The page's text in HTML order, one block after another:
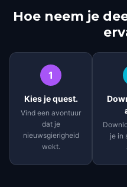
Hoe neem je
1
Kies je quest.
Vind een avontuur
dat je
nieuwsgierigheid
wekt.
je in